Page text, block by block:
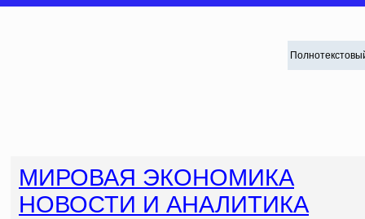
МИРОВАЯ ЭКОНОМИКА
НОВОСТИ И АНАЛИТИКА